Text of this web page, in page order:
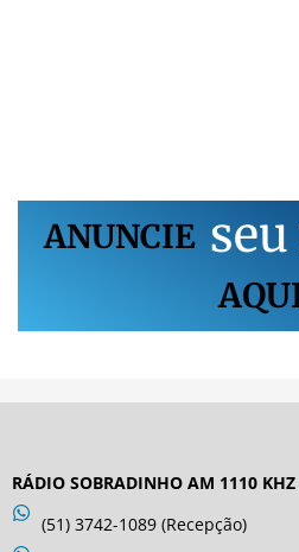
ANUNCIE seu
RÁDIO SOBRADINHO AM 1110 KHZ
(51) 3742-1089 (Recepção)